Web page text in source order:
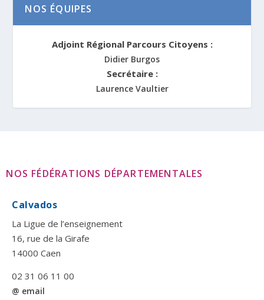
NOS ÉQUIPES
Adjoint Régional Parcours Citoyens :
Didier Burgos
Secrétaire :
Laurence Vaultier
NOS FÉDÉRATIONS DÉPARTEMENTALES
Calvados
La Ligue de l’enseignement
16, rue de la Girafe
14000 Caen
02 31 06 11 00
@ email